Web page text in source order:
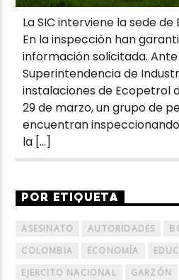
La SIC interviene la sede
En la inspección han
información solicitada.
Superintendencia de
instalaciones de Ecopetrol
29 de marzo, un grupo de
encuentran
la […]
POR ETIQUETA
ASESINATO AUTORIDADES
COLOMBIA
ECONOMÍA
EJERCITO NACIONAL
GARZÓN